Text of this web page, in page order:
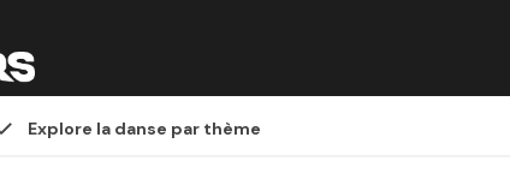
Explore la danse par thème